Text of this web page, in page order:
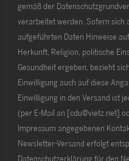
gemäß der
verarbeitet werden. Sofern sich
aufgeführten Daten Hinweise
Herkunft, Religion, politische
Gesundheit ergeben, bezieht
Einwilligung auch auf diese
Einwilligung in den Versand ist
(per E-Mail an [cdu@vietz.net]
Impressum angegebenen
Newsletter-Versand erfolgt
Datenschutzerklärung für den